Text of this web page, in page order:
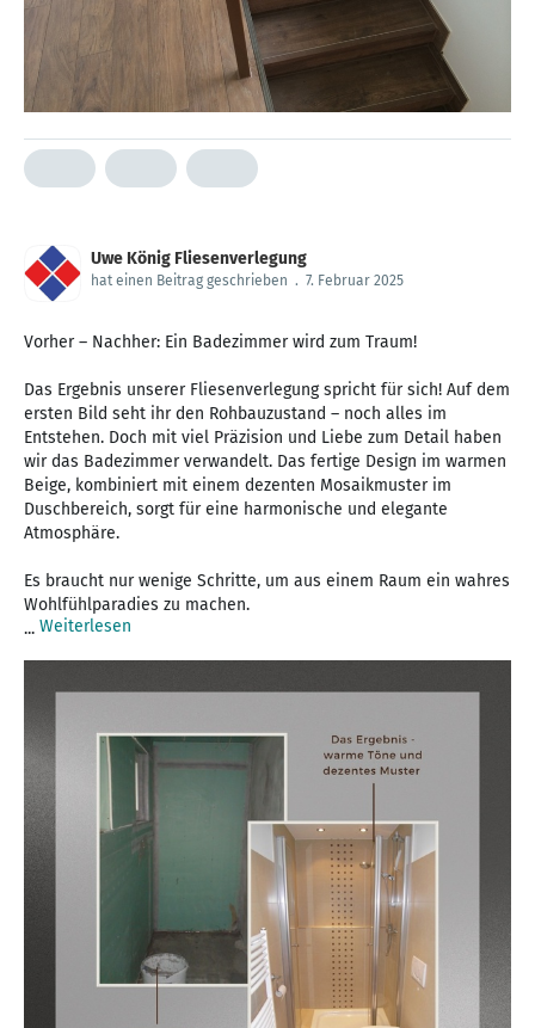
Uwe König Fliesenverlegung
hat einen Beitrag geschrieben . 7. Februar 2025
Vorher – Nachher: Ein Badezimmer wird zum Traum!
Das Ergebnis unserer Fliesenverlegung spricht für sich! Auf dem
ersten Bild seht ihr den Rohbauzustand – noch alles im
Entstehen. Doch mit viel Präzision und Liebe zum Detail haben
wir das Badezimmer verwandelt. Das fertige Design im warmen
Beige, kombiniert mit einem dezenten Mosaikmuster im
Duschbereich, sorgt für eine harmonische und elegante
Atmosphäre.
Es braucht nur wenige Schritte, um aus einem Raum ein wahres
Wohlfühlparadies zu machen.
... Weiterlesen